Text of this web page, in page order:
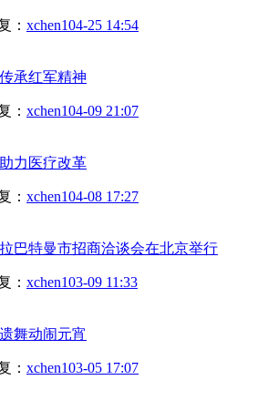
： xchen104-25 14:54
承红军精神
： xchen104-09 21:07
力医疗改革
： xchen104-08 17:27
巴特曼市招商洽谈会在北京举行
： xchen103-09 11:33
舞动闹元宵
： xchen103-05 17:07